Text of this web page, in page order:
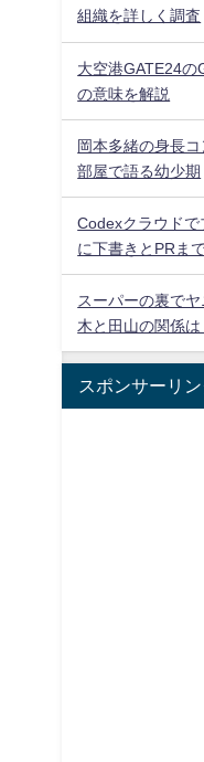
組織を詳しく調査
大空港GATE24の
の意味を解説
岡本多緒の身長
部屋で語る幼少期
Codexクラウドで
に下書きとPRま
スーパーの裏で
木と田山の関係は
スポンサーリン